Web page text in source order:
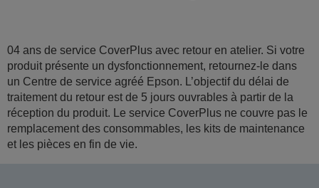
04 ans de service CoverPlus avec retour en atelier. Si votre
produit présente un dysfonctionnement, retournez-le dans
un Centre de service agréé Epson. L’objectif du délai de
traitement du retour est de 5 jours ouvrables à partir de la
réception du produit. Le service CoverPlus ne couvre pas le
remplacement des consommables, les kits de maintenance
et les pièces en fin de vie.